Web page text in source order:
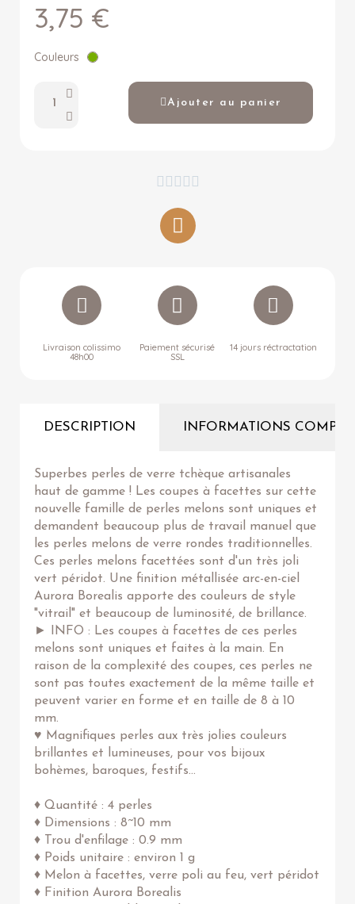
3,75 €
Couleurs
Ajouter au panier
    
Livraison colissimo
48h00
Paiement sécurisé
SSL
14 jours réctractation
DESCRIPTION INFORMATIONS
Superbes perles de verre tchèque artisanales
haut de gamme ! Les coupes à facettes sur cette
nouvelle famille de perles melons sont uniques et
demandent beaucoup plus de travail manuel que
les perles melons de verre rondes traditionnelles.
Ces perles melons facettées sont d'un très joli
vert péridot. Une finition métallisée arc-en-ciel
Aurora Borealis apporte des couleurs de style
"vitrail" et beaucoup de luminosité, de brillance.
► INFO : Les coupes à facettes de ces perles
melons sont uniques et faites à la main. En
raison de la complexité des coupes, ces perles ne
sont pas toutes exactement de la même taille et
peuvent varier en forme et en taille de 8 à 10
mm.
♥ Magnifiques perles aux très jolies couleurs
brillantes et lumineuses, pour vos bijoux
bohèmes, baroques, festifs...
♦ Quantité : 4 perles
♦ Dimensions : 8~10 mm
♦ Trou d'enfilage : 0.9 mm
♦ Poids unitaire : environ 1 g
♦ Melon à facettes, verre poli au feu, vert péridot
♦ Finition Aurora Borealis